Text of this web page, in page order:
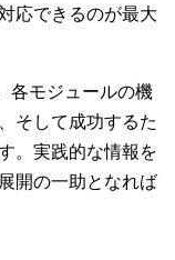
応できるのが最大
各モジュールの機
そして成功するた
。実践的な情報を
開の一助となれば